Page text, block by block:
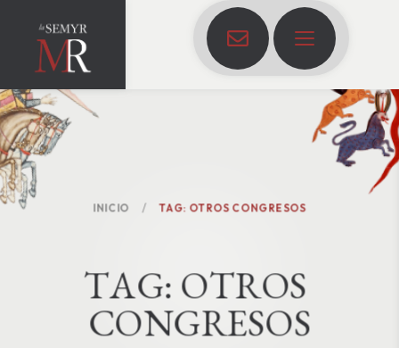
INICIO TAG: OTROS CONGRESOS
TAG: OTROS
CONGRESOS